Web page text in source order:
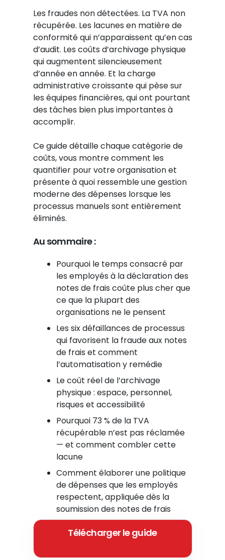
Les fraudes non détectées. La TVA non
récupérée. Les lacunes en matière de
conformité qui n’apparaissent qu’en cas
d’audit. Les coûts d’archivage physique
qui augmentent silencieusement
d’année en année. Et la charge
administrative croissante qui pèse sur
les équipes financières, qui ont pourtant
des tâches bien plus importantes à
accomplir.
Ce guide détaille chaque catégorie de
coûts, vous montre comment les
quantifier pour votre organisation et
présente à quoi ressemble une gestion
moderne des dépenses lorsque les
processus manuels sont entièrement
éliminés.
Au sommaire :
Pourquoi le temps consacré par
les employés à la déclaration des
notes de frais coûte plus cher que
ce que la plupart des
organisations ne le pensent
Les six défaillances de processus
qui favorisent la fraude aux notes
de frais et comment
l’automatisation y remédie
Le coût réel de l’archivage
physique : espace, personnel,
risques et accessibilité
Pourquoi 73 % de la TVA
récupérable n’est pas réclamée
— et comment combler cette
lacune
Comment élaborer une politique
de dépenses que les employés
respectent, appliquée dès la
soumission des notes de frais
Télécharger le guide